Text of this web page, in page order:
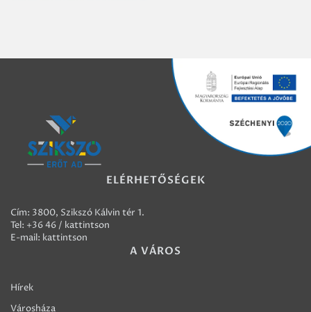
ELÉRHETŐSÉGEK
Cím: 3800, Szikszó Kálvin tér 1.
Tel: +36 46 / kattintson
E-mail: kattintson
A VÁROS
Hírek
Városháza